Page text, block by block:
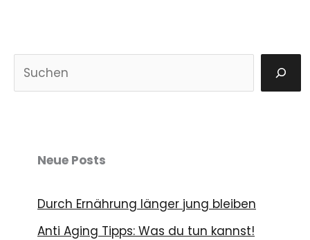
hilft
u
Neue Posts
Durch Ernährung länger jung bleiben
Anti Aging Tipps: Was du tun kannst!